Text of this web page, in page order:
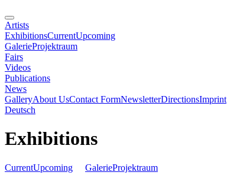
Artists
ExhibitionsCurrentUpcoming
GalerieProjektraum
Fairs
Videos
Publications
News
GalleryAbout UsContact FormNewsletterDirectionsImprint
Deutsch
Exhibitions
CurrentUpcoming GalerieProjektraum